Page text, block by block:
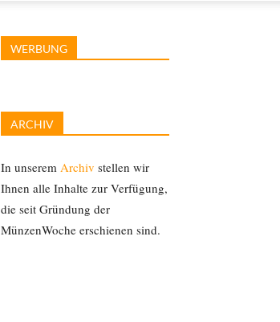
WERBUNG
ARCHIV
In unserem Archiv stellen wir
Ihnen alle Inhalte zur Verfügung,
die seit Gründung der
MünzenWoche erschienen sind.